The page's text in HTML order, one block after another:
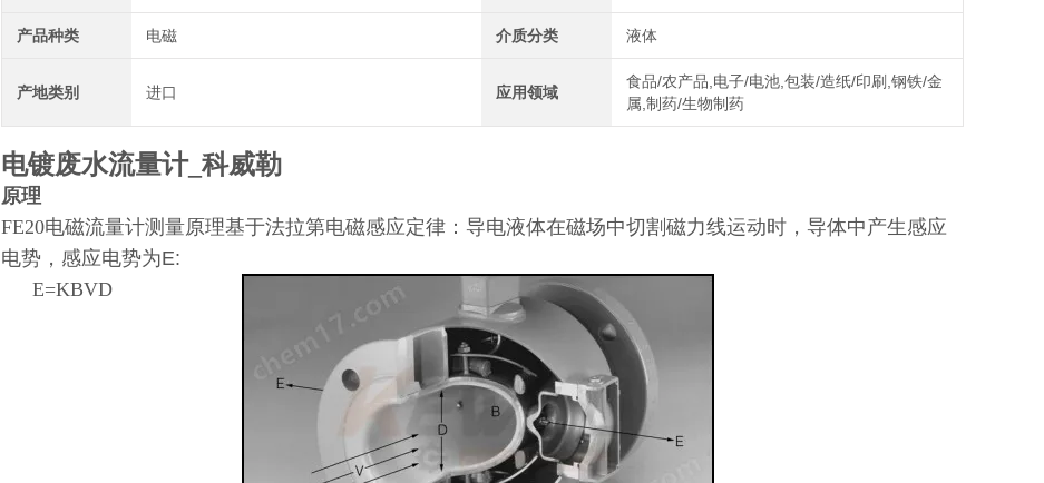
产品种类 电磁 介质分类 液体
产地类别 进口 应用领域
食品/农产品,电子/电池,包装/造纸/印刷,钢铁/金
属,制药/生物制药
电镀废水流量计_科威勒
原理
FE20电磁流量计测量原理基于法拉第电磁感应定律：导电液体在磁场中切割磁力线运动时，导体中产生感应
电势，感应电势为E:
E=KBVD